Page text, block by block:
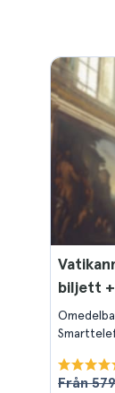
biljett
Från